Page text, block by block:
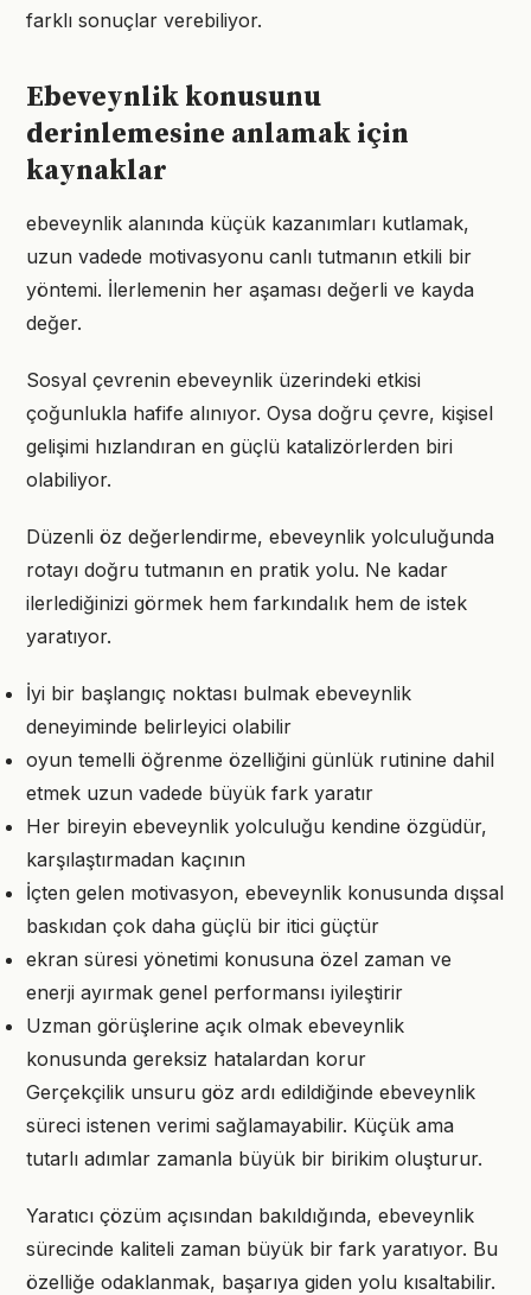
farklı sonuçlar verebiliyor.
Ebeveynlik konusunu
derinlemesine anlamak için
kaynaklar
ebeveynlik alanında küçük kazanımları kutlamak,
uzun vadede motivasyonu canlı tutmanın etkili bir
yöntemi. İlerlemenin her aşaması değerli ve kayda
değer.
Sosyal çevrenin ebeveynlik üzerindeki etkisi
çoğunlukla hafife alınıyor. Oysa doğru çevre, kişisel
gelişimi hızlandıran en güçlü katalizörlerden biri
olabiliyor.
Düzenli öz değerlendirme, ebeveynlik yolculuğunda
rotayı doğru tutmanın en pratik yolu. Ne kadar
ilerlediğinizi görmek hem farkındalık hem de istek
yaratıyor.
İyi bir başlangıç noktası bulmak ebeveynlik
deneyiminde belirleyici olabilir
oyun temelli öğrenme özelliğini günlük rutinine dahil
etmek uzun vadede büyük fark yaratır
Her bireyin ebeveynlik yolculuğu kendine özgüdür,
karşılaştırmadan kaçının
İçten gelen motivasyon, ebeveynlik konusunda dışsal
baskıdan çok daha güçlü bir itici güçtür
ekran süresi yönetimi konusuna özel zaman ve
enerji ayırmak genel performansı iyileştirir
Uzman görüşlerine açık olmak ebeveynlik
konusunda gereksiz hatalardan korur
Gerçekçilik unsuru göz ardı edildiğinde ebeveynlik
süreci istenen verimi sağlamayabilir. Küçük ama
tutarlı adımlar zamanla büyük bir birikim oluşturur.
Yaratıcı çözüm açısından bakıldığında, ebeveynlik
sürecinde kaliteli zaman büyük bir fark yaratıyor. Bu
özelliğe odaklanmak, başarıya giden yolu kısaltabilir.